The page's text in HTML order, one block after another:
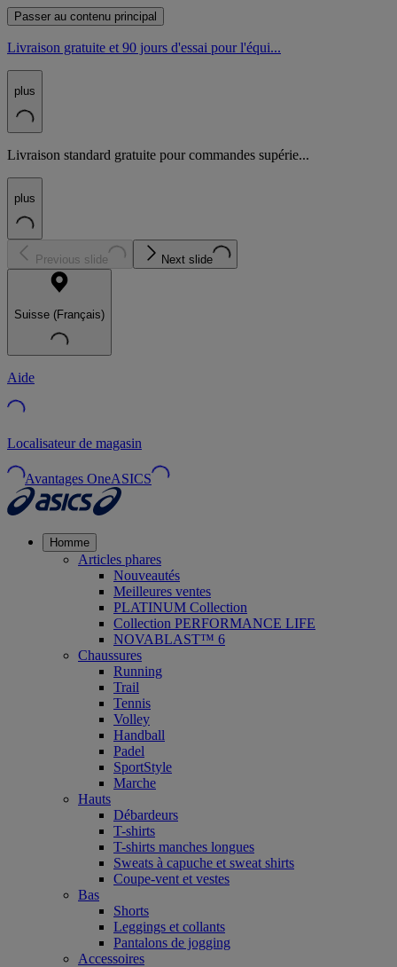
Passer au contenu principal
Livraison gratuite et 90 jours d'essai pour l'équi...
plus
Livraison standard gratuite pour commandes supérie...
plus
Previous slide Next slide
Suisse (Français)
Aide
Localisateur de magasin
Avantages OneASICS
Homme
Articles phares
Nouveautés
Meilleures ventes
PLATINUM Collection
Collection PERFORMANCE LIFE
NOVABLAST™ 6
Chaussures
Running
Trail
Tennis
Volley
Handball
Padel
SportStyle
Marche
Hauts
Débardeurs
T-shirts
T-shirts manches longues
Sweats à capuche et sweat shirts
Coupe-vent et vestes
Bas
Shorts
Leggings et collants
Pantalons de jogging
Accessoires